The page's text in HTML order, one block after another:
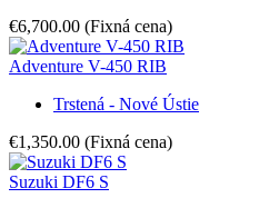
€6,700.00 (Fixná cena)
Adventure V-450 RIB
Trstená - Nové Ústie
€1,350.00 (Fixná cena)
Suzuki DF6 S